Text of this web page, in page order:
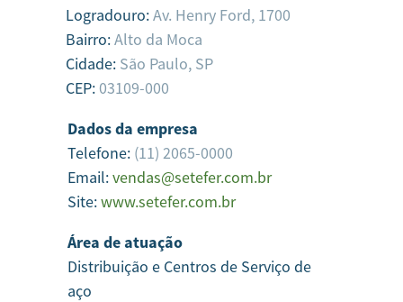
Logradouro:Av. Henry Ford, 1700
Bairro:Alto da Moca
Cidade: São Paulo, SP
CEP: 03109-000
Dados da empresa
Telefone: (11) 2065-0000
Email:vendas@setefer.com.br
Site:www.setefer.com.br
Área de atuação
Distribuição e Centros de Serviço de
aço